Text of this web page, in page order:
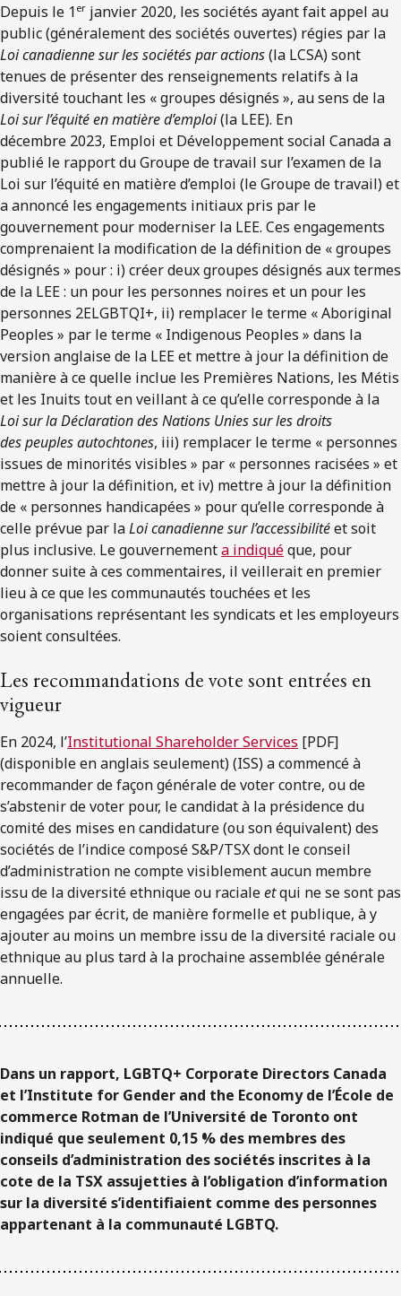
Depuis le 1 er janvier 2020, les sociétés ayant fait appel au
public (généralement des sociétés ouvertes) régies par la
Loi canadienne sur les sociétés par actions(la LCSA) sont
tenues de présenter des renseignements relatifs à la
diversité touchant les « groupes désignés », au sens de la
Loi sur l’équité en matière d’emploi(la LEE). En
décembre 2023, Emploi et Développement social Canada a
publié le rapport du Groupe de travail sur l’examen de la
Loi sur l’équité en matière d’emploi (le Groupe de travail) et
a annoncé les engagements initiaux pris par le
gouvernement pour moderniser la LEE. Ces engagements
comprenaient la modification de la définition de « groupes
désignés » pour : i) créer deux groupes désignés aux termes
de la LEE : un pour les personnes noires et un pour les
personnes 2ELGBTQI+, ii) remplacer le terme « Aboriginal
Peoples » par le terme « Indigenous Peoples » dans la
version anglaise de la LEE et mettre à jour la définition de
manière à ce quelle inclue les Premières Nations, les Métis
et les Inuits tout en veillant à ce qu’elle corresponde à la
Loi sur la Déclaration des Nations Unies sur les droits
des peuples autochtones, iii) remplacer le terme « personnes
issues de minorités visibles » par « personnes racisées » et
mettre à jour la définition, et iv) mettre à jour la définition
de « personnes handicapées » pour qu’elle corresponde à
celle prévue par laLoi canadienne sur l’accessibilitéet soit
plus inclusive. Le gouvernementa indiquéque, pour
donner suite à ces commentaires, il veillerait en premier
lieu à ce que les communautés touchées et les
organisations représentant les syndicats et les employeurs
soient consultées.
Les recommandations de vote sont entrées en
vigueur
En 2024, l’Institutional Shareholder Services [PDF]
(disponible en anglais seulement) (ISS) a commencé à
recommander de façon générale de voter contre, ou de
s’abstenir de voter pour, le candidat à la présidence du
comité des mises en candidature (ou son équivalent) des
sociétés de l’indice composé S&P/TSX dont le conseil
d’administration ne compte visiblement aucun membre
issu de la diversité ethnique ou racialeetqui ne se sont pas
engagées par écrit, de manière formelle et publique, à y
ajouter au moins un membre issu de la diversité raciale ou
ethnique au plus tard à la prochaine assemblée générale
annuelle.
Dans un rapport, LGBTQ+ Corporate Directors Canada
et l’Institute for Gender and the Economy de l’École de
commerce Rotman de l’Université de Toronto ont
indiqué que seulement 0,15 % des membres des
conseils d’administration des sociétés inscrites à la
cote de la TSX assujetties à l’obligation d’information
sur la diversité s’identifiaient comme des personnes
appartenant à la communauté LGBTQ.